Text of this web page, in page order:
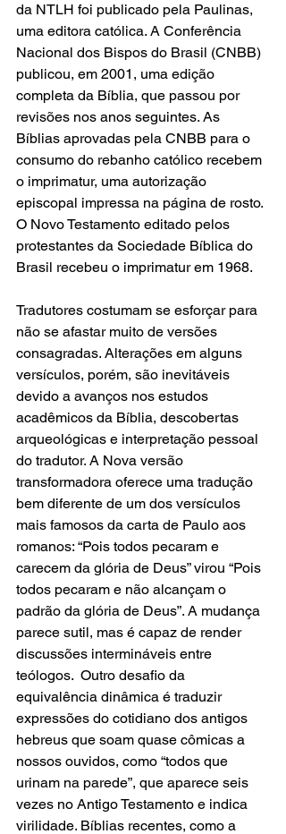
da NTLH foi publicado pela Paulinas,
uma editora católica. A Conferência
Nacional dos Bispos do Brasil (CNBB)
publicou, em 2001, uma edição
completa da Bíblia, que passou por
revisões nos anos seguintes. As
Bíblias aprovadas pela CNBB para o
consumo do rebanho católico recebem
o imprimatur, uma autorização
episcopal impressa na página de rosto.
O Novo Testamento editado pelos
protestantes da Sociedade Bíblica do
Brasil recebeu o imprimatur em 1968.
Tradutores costumam se esforçar para
não se afastar muito de versões
consagradas. Alterações em alguns
versículos, porém, são inevitáveis
devido a avanços nos estudos
acadêmicos da Bíblia, descobertas
arqueológicas e interpretação pessoal
do tradutor. A Nova versão
transformadora oferece uma tradução
bem diferente de um dos versículos
mais famosos da carta de Paulo aos
romanos: “Pois todos pecaram e
carecem da glória de Deus” virou “Pois
todos pecaram e não alcançam o
padrão da glória de Deus”. A mudança
parece sutil, mas é capaz de render
discussões intermináveis entre
teólogos.  Outro desafio da
equivalência dinâmica é traduzir
expressões do cotidiano dos antigos
hebreus que soam quase cômicas a
nossos ouvidos, como “todos que
urinam na parede”, que aparece seis
vezes no Antigo Testamento e indica
virilidade. Bíblias recentes, como a